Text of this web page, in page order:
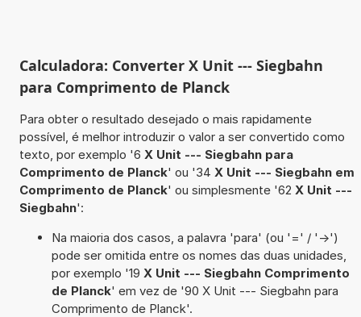
Calculadora: Converter X Unit --- Siegbahn
para Comprimento de Planck
Para obter o resultado desejado o mais rapidamente
possível, é melhor introduzir o valor a ser convertido como
texto, por exemplo '6 X Unit --- Siegbahn para
Comprimento de Planck' ou '34 X Unit --- Siegbahn em
Comprimento de Planck' ou simplesmente '62 X Unit ---
Siegbahn':
Na maioria dos casos, a palavra 'para' (ou '=' / '->')
pode ser omitida entre os nomes das duas unidades,
por exemplo '19 X Unit --- Siegbahn Comprimento
de Planck' em vez de '90 X Unit --- Siegbahn para
Comprimento de Planck'.